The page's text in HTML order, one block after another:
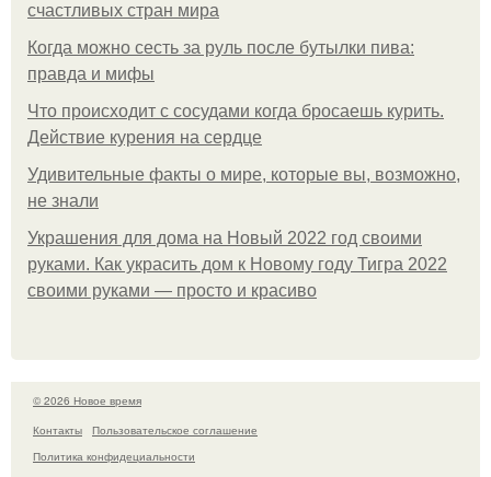
счастливых стран мира
Когда можно сесть за руль после бутылки пива:
правда и мифы
Что происходит с сосудами когда бросаешь курить.
Действие курения на сердце
Удивительные факты о мире, которые вы, возможно,
не знали
Украшения для дома на Новый 2022 год своими
руками. Как украсить дом к Новому году Тигра 2022
своими руками — просто и красиво
© 2026 Новое время
Контакты
Пользовательское соглашение
Политика конфидециальности